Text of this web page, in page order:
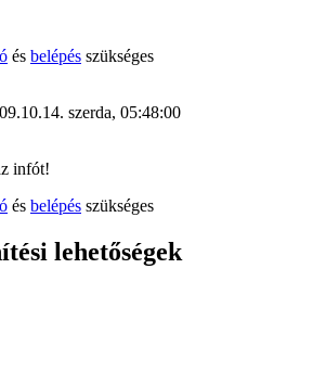
és belépés szükséges
szerda, 05:48:00
infót!
és belépés szükséges
lehetőségek